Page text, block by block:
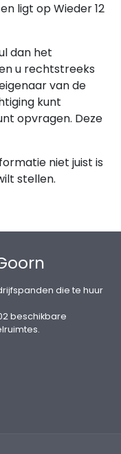
ligt op Wieder 12
dan het
u rechtstreeks
van de
kunt
opvragen. Deze
niet juist is
stellen.
die te huur
beschikbare